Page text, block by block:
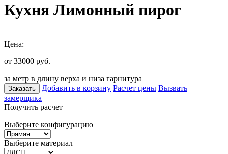
Кухня Лимонный пирог
Цена:
от 33000 руб.
за метр в длину верха и низа гарнитура
Заказать Добавить в корзину Расчет цены Вызвать
замерщика
Получить расчет
Выберите конфигурацию
Выберите материал